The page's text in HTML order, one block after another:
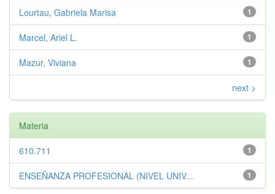
1
Lourtau, Gabriela Marisa
1
Marcel, Ariel L.
1
Mazur, Viviana
next >
Materia
1
610.711
1
ENSEÑANZA PROFESIONAL (NIVEL UNIV...